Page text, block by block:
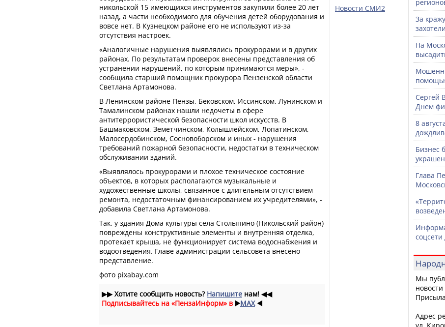
никольской 15 имеющихся инструментов закупили более 20 лет
назад, а части необходимого для обучения детей оборудования и
вовсе нет. В Кузнецком районе его не используют из-за
отсутствия настроек.
«Аналогичные нарушения выявлялись прокурорами и в других
районах. По результатам проверок внесены представления об
устранении нарушений, по которым принимаются меры», -
сообщила старший помощник прокурора Пензенской области
Светлана Артамонова.
В Ленинском районе Пензы, Бековском, Иссинском, Лунинском и
Тамалинском районах нашли недочеты в сфере
антитеррористической безопасности школ искусств. В
Башмаковском, Земетчинском, Колышлейском, Лопатинском,
Малосердобинском, Сосновоборском и иных - нарушения
требований пожарной безопасности, недостатки в техническом
обслуживании зданий.
«Выявлялось прокурорами и плохое техническое состояние
объектов, в которых располагаются музыкальные и
художественные школы, связанное с длительным отсутствием
ремонта, недостаточным финансированием их учредителями», -
добавила Светлана Артамонова.
Так, у здания Дома культуры села Столыпино (Никольский район)
повреждены конструктивные элементы и внутренняя отделка,
протекает крыша, не функционирует система водоснабжения и
водоотведения. Главе администрации сельсовета внесено
представление.
фото pixabay.com
▶▶Хотите сообщить новость? Напишите нам! ◀◀
Подписывайтесь на «ПензаИнформ» в ▶️MAX ◀️
Новости СМИ2
За
На
Сергей
Днем
8
Бизнес
Глава
Мы
Адрес